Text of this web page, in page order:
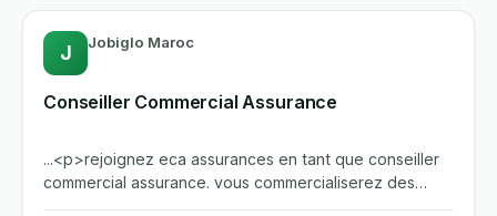
J Jobiglo Maroc
Conseiller Commercial Assurance
...<p>rejoignez eca assurances en tant que conseiller
commercial assurance. vous commercialiserez des
produits d'assurance...